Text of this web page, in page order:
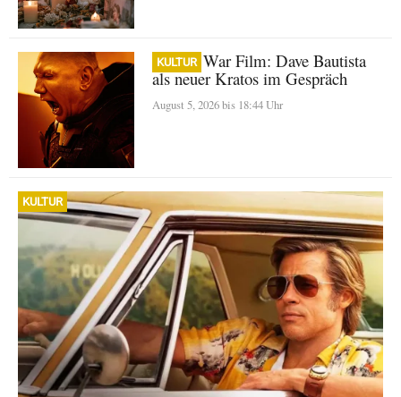
KULTUR
God of War Film: Dave Bautista
als neuer Kratos im Gespräch
August 5, 2026 bis 18:44 Uhr
KULTUR